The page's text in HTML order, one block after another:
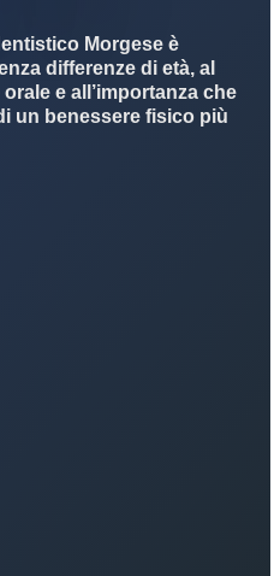
Morgese è
differenze di età, al
e all’importanza che
un benessere fisico più